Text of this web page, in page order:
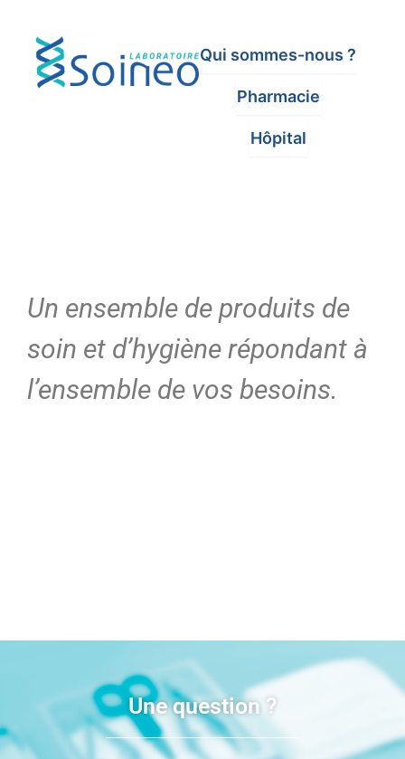
Qui sommes-nous ?
Pharmacie
Hôpital
Un ensemble de produits de
soin et d’hygiène répondant à
l’ensemble de vos besoins.
Une question ?